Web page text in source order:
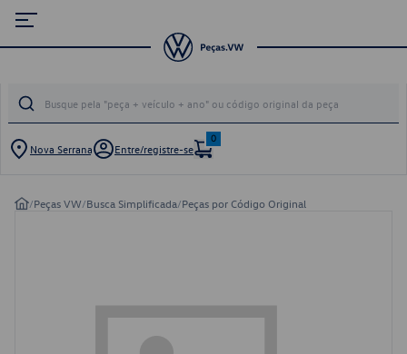
Nova Serrana Entre/registre-se
0
/Peças VW/Busca Simplificada/Peças por Código Original